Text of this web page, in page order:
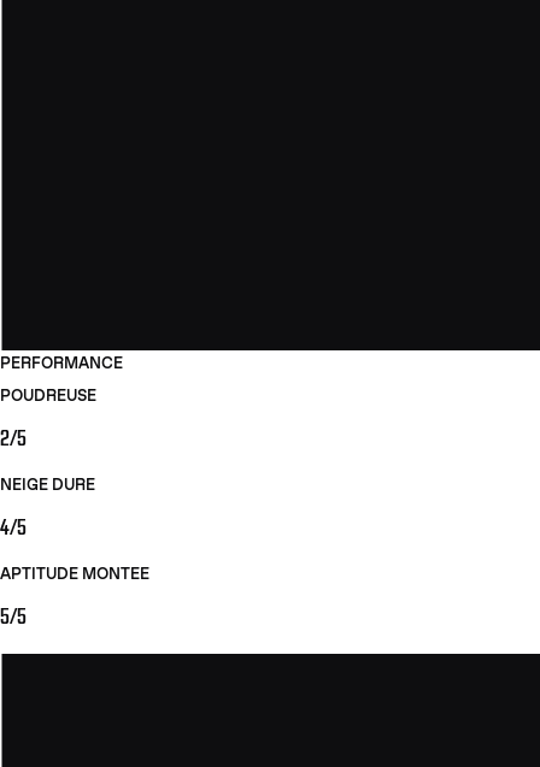
PERFORMANCE
POUDREUSE
2/5
NEIGE DURE
4/5
APTITUDE MONTEE
5/5